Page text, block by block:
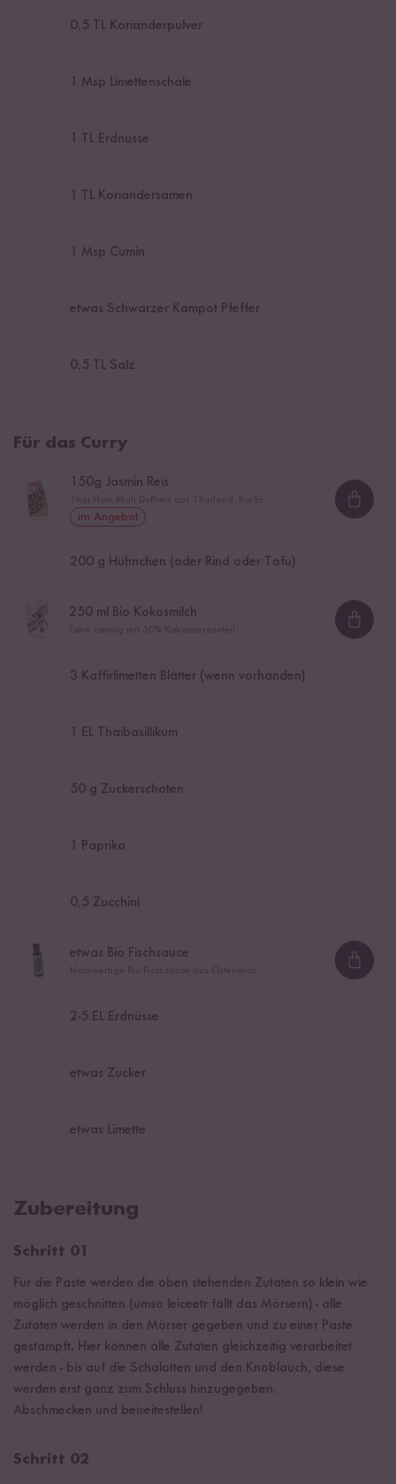
0,5 TL Korianderpulver
1 Msp Limettenschale
1 TL Erdnüsse
1 TL Koriandersamen
1 Msp Cumin
etwas Schwarzer Kampot Pfeffer
0,5 TL Salz
Für das Curry
150g Jasmin Reis
im Angebot
200 g Hühnchen (oder Rind oder Tofu)
250 ml Bio Kokosmilch
3 Kaffirlimetten Blätter (wenn vorhanden)
1 EL Thaibasillikum
50 g Zuckerschoten
1 Paprika
0,5 Zucchini
etwas Bio Fischsauce
2-5 EL Erdnüsse
etwas Zucker
etwas Limette
Zubereitung
Schritt 01
Für die Paste werden die oben stehenden Zutaten so klein wie
möglich geschnitten (umso leiceetr fällt das Mörsern) - alle
Zutaten werden in den Mörser gegeben und zu einer Paste
gestampft. Hier können alle Zutaten gleichzeitig verarbeitet
werden - bis auf die Schalotten und den Knoblauch, diese
werden erst ganz zum Schluss hinzugegeben.
Abschmecken und beiseitestellen!
Schritt 02